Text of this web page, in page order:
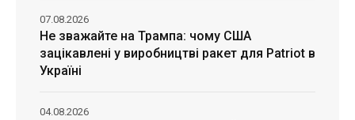
Не зважайте на Трампа: чому США
зацікавлені у виробництві ракет для Patriot в
Україні
07.08.2026
04.08.2026